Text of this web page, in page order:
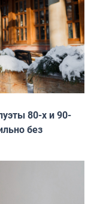
80-х и 90-
без